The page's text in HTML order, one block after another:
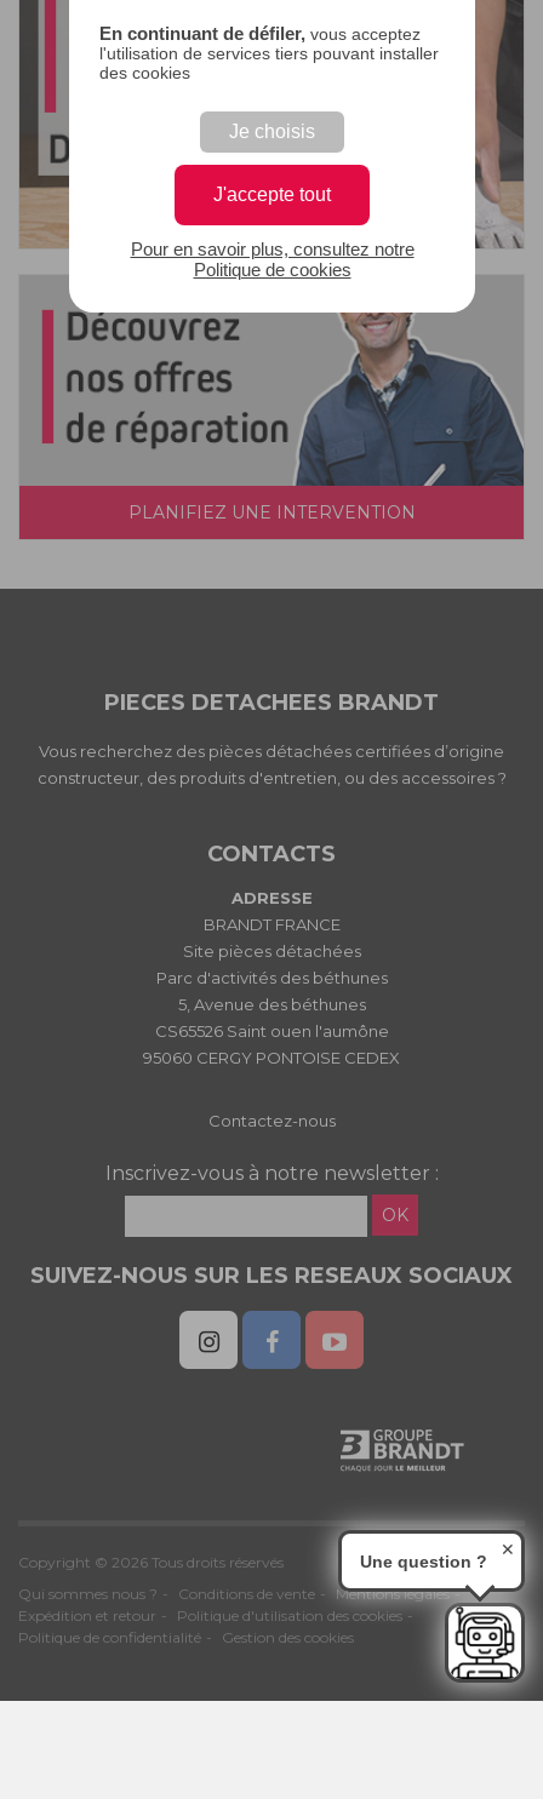
En continuant de défiler, vous acceptez
l'utilisation de services tiers pouvant installer
des cookies
Je choisis
J'accepte tout
Pour en savoir plus, consultez notre
Politique de cookies
PLANIFIEZ UNE INTERVENTION
PIECES DETACHEES BRANDT
Vous recherchez des pièces détachées certifiées d’origine
constructeur, des produits d'entretien, ou des accessoires ?
CONTACTS
ADRESSE
BRANDT FRANCE
Site pièces détachées
Parc d'activités des béthunes
5, Avenue des béthunes
CS65526 Saint ouen l'aumône
95060 CERGY PONTOISE CEDEX
Contactez-nous
Inscrivez-vous à notre newsletter :
OK
SUIVEZ-NOUS SUR LES RESEAUX SOCIAUX
Copyright © 2026 Tous droits réservés
Qui sommes nous ?
Conditions de vente
Mentions légales
Expédition et retour
Politique d'utilisation des cookies
Politique de confidentialité
Gestion des cookies
Une question ?
✕